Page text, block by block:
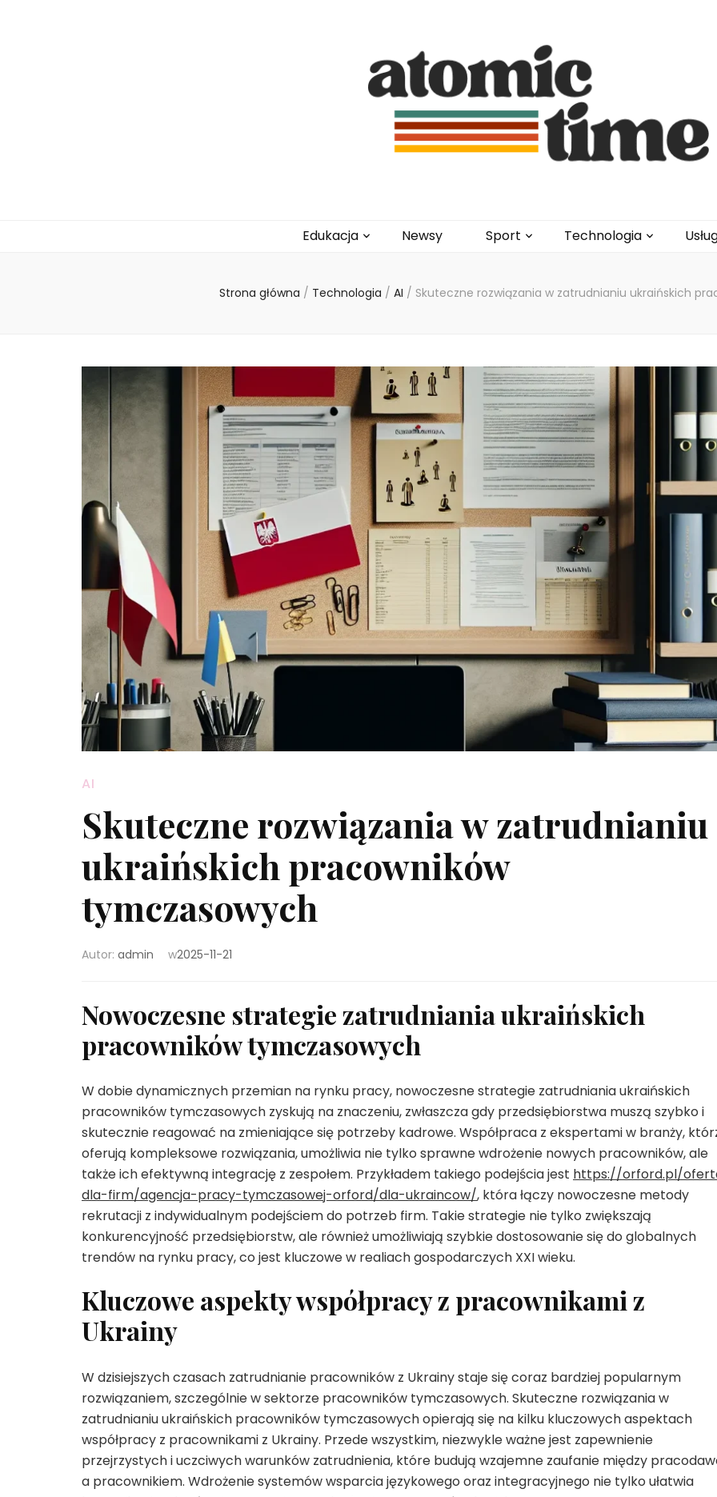
Edukacja Newsy Sport Technologia
Strona główna / Technologia / AI / Skuteczne rozwiązania w zatrudnianiu ukraińskich
AI
Skuteczne rozwiązania w zatrudnianiu
ukraińskich pracowników
tymczasowych
Autor: admin w2025-11-21
Nowoczesne strategie zatrudniania ukraińskich
pracowników tymczasowych
W dobie dynamicznych przemian na rynku pracy, nowoczesne strategie zatrudniania ukraińskich
pracowników tymczasowych zyskują na znaczeniu, zwłaszcza gdy przedsiębiorstwa muszą szybko i
skutecznie reagować na zmieniające się potrzeby kadrowe. Współpraca z ekspertami w branży,
oferują kompleksowe rozwiązania, umożliwia nie tylko sprawne wdrożenie nowych pracowników, ale
także ich efektywną integrację z zespołem. Przykładem takiego podejścia jest https://orford.pl/
dla-firm/agencja-pracy-tymczasowej-orford/dla-ukraincow/, która łączy nowoczesne metody
rekrutacji z indywidualnym podejściem do potrzeb firm. Takie strategie nie tylko zwiększają
konkurencyjność przedsiębiorstw, ale również umożliwiają szybkie dostosowanie się do globalnych
trendów na rynku pracy, co jest kluczowe w realiach gospodarczych XXI wieku.
Kluczowe aspekty współpracy z pracownikami z
Ukrainy
W dzisiejszych czasach zatrudnianie pracowników z Ukrainy staje się coraz bardziej popularnym
rozwiązaniem, szczególnie w sektorze pracowników tymczasowych. Skuteczne rozwiązania w
zatrudnianiu ukraińskich pracowników tymczasowych opierają się na kilku kluczowych aspektach
współpracy z pracownikami z Ukrainy. Przede wszystkim, niezwykle ważne jest zapewnienie
przejrzystych i uczciwych warunków zatrudnienia, które budują wzajemne zaufanie między
a pracownikiem. Wdrożenie systemów wsparcia językowego oraz integracyjnego nie tylko ułatwia